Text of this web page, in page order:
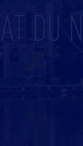
DU